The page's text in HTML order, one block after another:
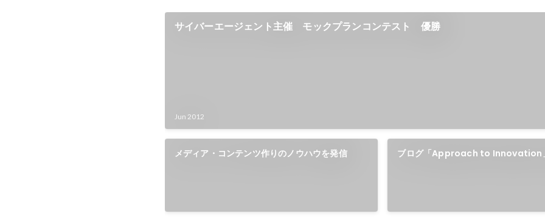
サイバーエージェント主催 モックプランコンテスト 優勝
Jun 2012
メディア・コンテンツ作りのノウハウを発信 ブログ「Approach to Innovation